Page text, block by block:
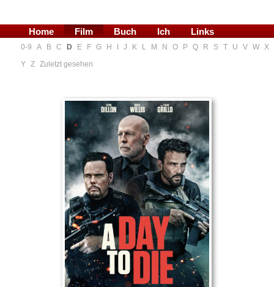
Home Film Buch Ich Links
0-9 A B C D E F G H J K L M N O P Q R S T U V W X
Y Z Zuletzt gesehen